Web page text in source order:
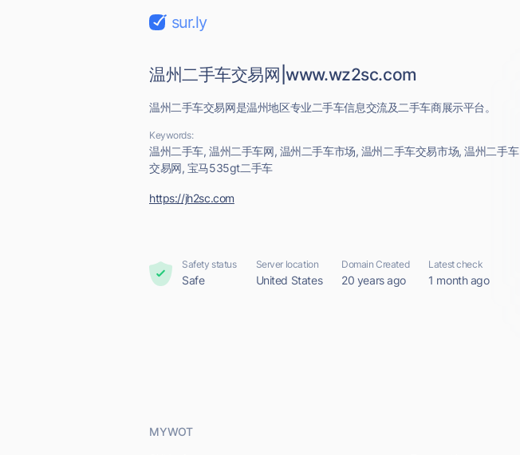
sur.ly
温州二手车交易网|www.wz2sc.com
温州二手车交易网是温州地区专业二手车信息交流及二手车商展示平台。
Keywords:
温州二手车, 温州二手车网, 温州二手车市场, 温州二手车交易市场, 温州二手车
交易网, 宝马535gt二手车
https://jh2sc.com
Safety status
Safe
Server location
United States
Domain Created
20 years ago
Latest check
1 month ago
MYWOT